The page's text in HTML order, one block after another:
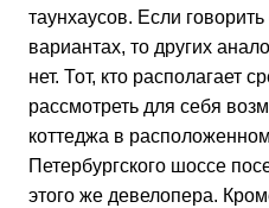
таунхаусов. Если
вариантах, то других
нет. Тот, кто располагает
рассмотреть для себя
коттеджа в
Петербургского шоссе
этого же девелопера.